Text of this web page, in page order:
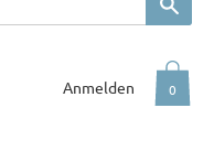
0
Anmelden